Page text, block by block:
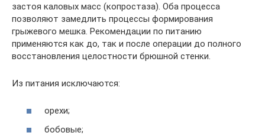
застоя каловых масс (копростаза). Оба процесса
позволяют замедлить процессы формирования
грыжевого мешка. Рекомендации по питанию
применяются как до, так и после операции до полного
восстановления целостности брюшной стенки.
Из питания исключаются:
орехи;
бобовые;